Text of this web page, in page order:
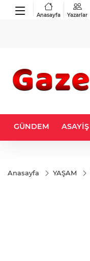
Anasayfa Yazarlar
GÜNDEM ASAYİŞ
Anasayfa YAŞAM